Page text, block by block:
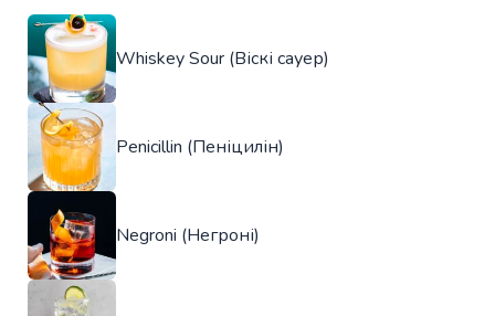
Whiskey Sour (Віскі сауер)
Penicillin (Пеніцилін)
Negroni (Негроні)